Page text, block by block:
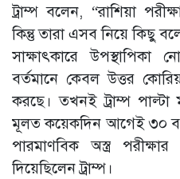
ট্রাম্প বলেন, “রাশিয়া
কিন্তু তারা এসব নিয়ে কিছু
সাক্ষাৎকারে
বর্তমানে কেবল উত্তর
করছে। তখনই ট্রাম্প
মূলত কয়েকদিন আগেই ৩০
পারমাণবিক অস্ত্র
দিয়েছিলেন ট্রাম্প।